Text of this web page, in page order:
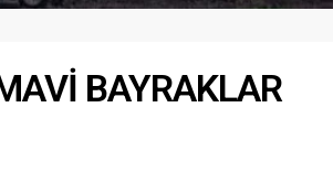
BAYRAKLAR